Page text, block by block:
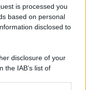
is processed you
based on personal
disclosed to
disclosure of your
the IAB’s list of